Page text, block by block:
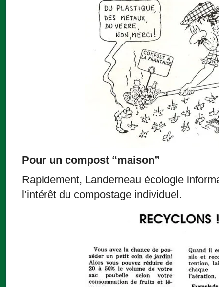
Pour un compost “maison”
Rapidement, Landerneau écologie
l’intérêt du compostage individuel.